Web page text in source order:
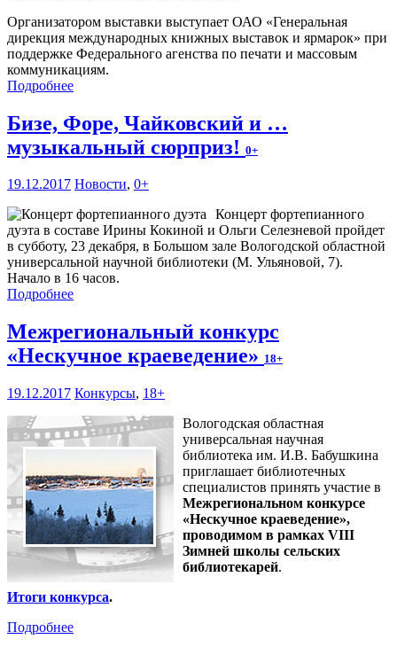
Организатором выставки выступает ОАО «Генеральная
дирекция международных книжных выставок и ярмарок» при
поддержке Федерального агенства по печати и массовым
коммуникациям.
Подробнее
Бизе, Форе, Чайковский и …
музыкальный сюрприз! 0+
19.12.2017 Новости, 0+
Концерт фортепианного
дуэта в составе Ирины Кокиной и Ольги Селезневой пройдет
в субботу, 23 декабря, в Большом зале Вологодской областной
универсальной научной библиотеки (М. Ульяновой, 7).
Начало в 16 часов.
Подробнее
Межрегиональный конкурс
«Нескучное краеведение» 18+
19.12.2017 Конкурсы, 18+
Вологодская областная
универсальная научная
библиотека им. И.В. Бабушкина
приглашает библиотечных
специалистов принять участие в
Межрегиональном конкурсе
«Нескучное краеведение»,
проводимом в рамках VIII
Зимней школы сельских
библиотекарей.
Итоги конкурса.
Подробнее